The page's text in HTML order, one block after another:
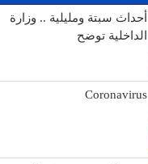
أحداث سبتة ومليلية .. وزارة
الداخلية توضح
Coronavirus